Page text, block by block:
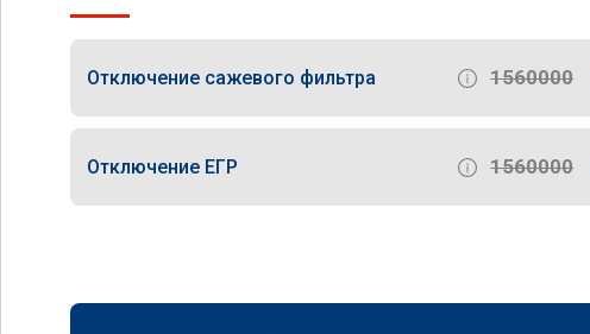
Отключение сажевого фильтра 1560000
Отключение ЕГР 1560000